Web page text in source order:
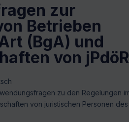
zur
Betrieben
(BgA) und
von jPdöR
zu den Regelungen
von juristischen Personen